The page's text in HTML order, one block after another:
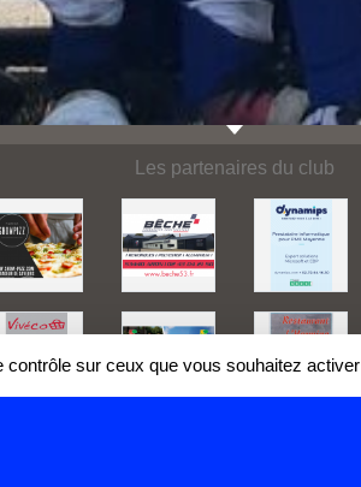
Les partenaires du club
sur ceux que vous souhaitez activer